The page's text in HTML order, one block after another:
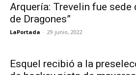
Arquería: Trevelin fue sede
de Dragones”
LaPortada - 29 junio, 2022
Esquel recibió a la